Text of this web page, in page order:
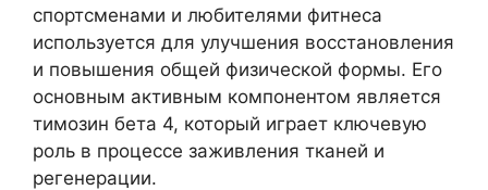
спортсменами и любителями фитнеса
используется для улучшения восстановления
и повышения общей физической формы. Его
основным активным компонентом является
тимозин бета 4, который играет ключевую
роль в процессе заживления тканей и
регенерации.